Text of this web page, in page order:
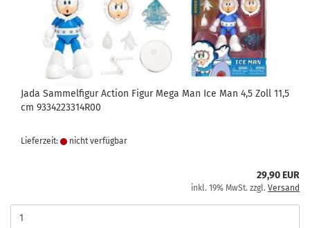
Jada Sammelfigur Action Figur Mega Man Ice Man 4,5 Zoll 11,5
cm 9334223314R00
Lieferzeit: nicht verfügbar
29,90 EUR
inkl. 19% MwSt. zzgl. Versand